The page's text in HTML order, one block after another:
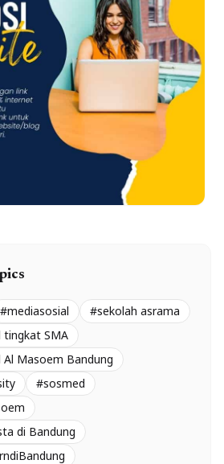
#mediasosial
#sekolah asrama
tingkat SMA
Masoem Bandung
#sosmed
di Bandung